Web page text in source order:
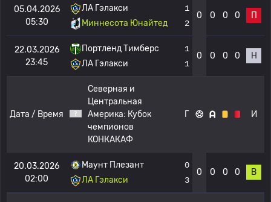
05.04.2026
05:30
ЛА Гэлакси
Миннесота Юнайтед
1
2
0 0 0 0 П
22.03.2026
23:45
Портленд Тимберс
ЛА Гэлакси
1
1
0 0 0 0 Н
Дата / Время
Северная и
Центральная
Америка: Кубок
чемпионов
КОНКАКАФ
Г И
20.03.2026
02:00
Маунт Плезант
ЛА Гэлакси
0
3
0 0 0 0 В